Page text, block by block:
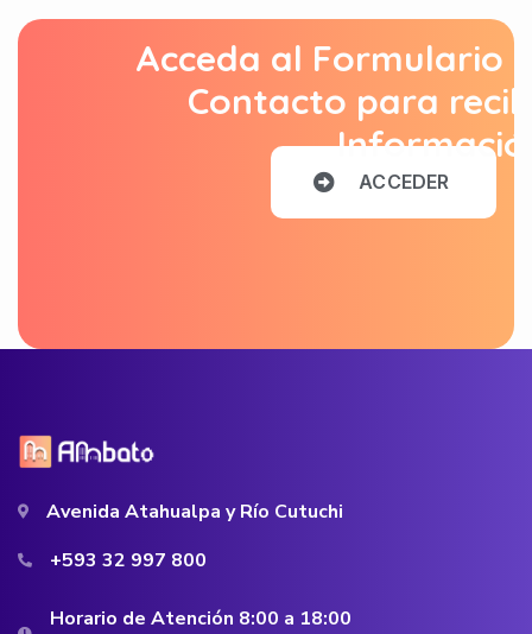
Acceda al Formulario
Contacto para
ACCEDER
Avenida Atahualpa y Río Cutuchi
+593 32 997 800
Horario de Atención 8:00 a 18:00